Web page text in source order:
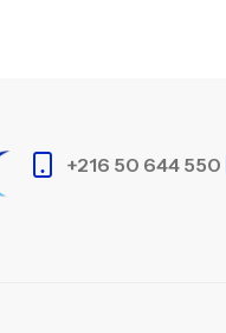
+216 50 644 550